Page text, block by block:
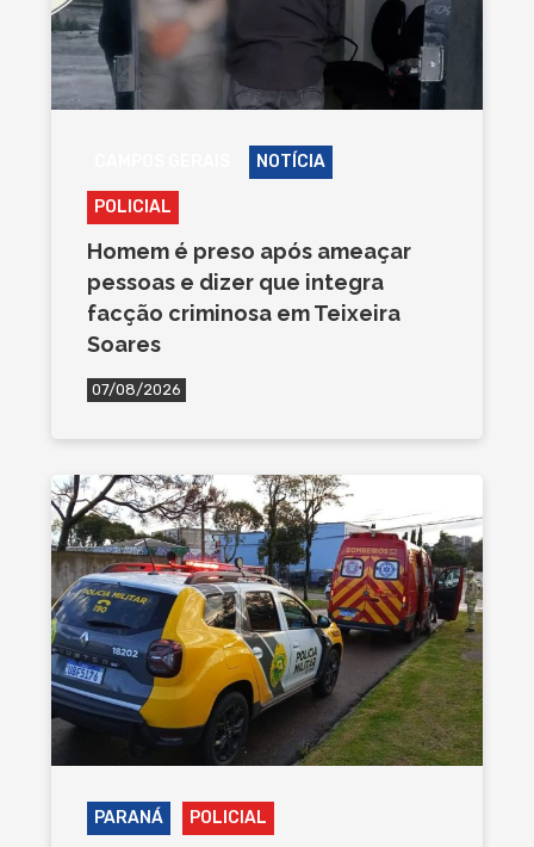
NOTÍCIA
POLICIAL
Homem é preso após ameaçar
pessoas e dizer que integra
facção criminosa em Teixeira
Soares
07/08/2026
PARANÁ POLICIAL